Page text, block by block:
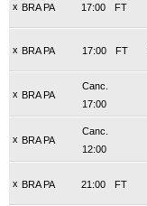
x BRA PA FT
17:00
x BRA PA FT
17:00
x BRA PA
Canc.
17:00
x BRA PA
Canc.
12:00
x BRA PA FT
21:00